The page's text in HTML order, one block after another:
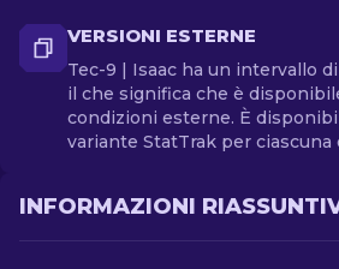
VERSIONI ESTERNE
Tec-9 | Isaac ha un intervallo
il che significa che è
condizioni esterne. È
variante StatTrak per
INFORMAZIONI